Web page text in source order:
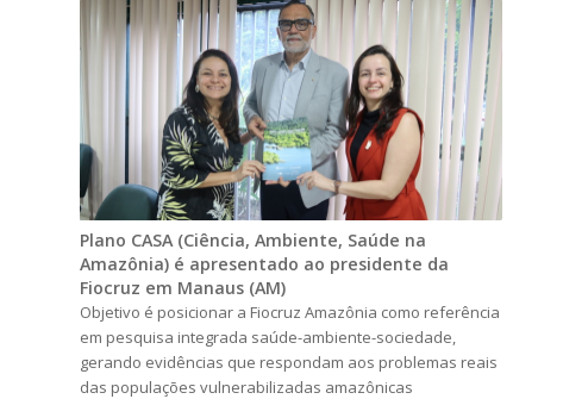
Plano CASA (Ciência, Ambiente, Saúde na
Amazônia) é apresentado ao presidente da
Fiocruz em Manaus (AM)
Objetivo é posicionar a Fiocruz Amazônia como referência
em pesquisa integrada saúde-ambiente-sociedade,
gerando evidências que respondam aos problemas reais
das populações vulnerabilizadas amazônicas